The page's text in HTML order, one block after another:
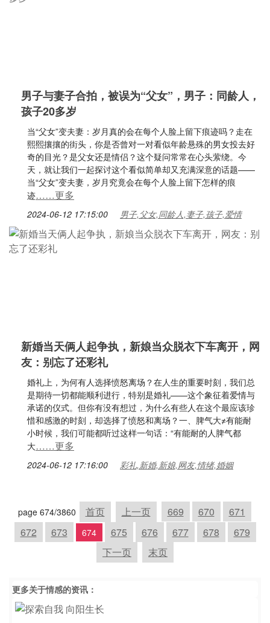
男子与妻子合拍，被误为“父女”，男子：同龄人，
孩子20多岁
当“父女”变夫妻：岁月真的会在每个人脸上留下痕迹吗？走在
熙熙攘攘的街头，你是否曾对一对看似年龄悬殊的男女投去好
奇的目光？是父女还是情侣？这个疑问常常在心头萦绕。今
天，就让我们一起探讨这个看似简单却又充满深意的话题——
当“父女”变夫妻，岁月究竟会在每个人脸上留下怎样的痕
迹……更多
2024-06-12 17:15:00 男子,父女,同龄人,妻子,孩子,爱情
新婚当天俩人起争执，新娘当众脱衣下车离开，网
友：别忘了还彩礼
婚礼上，为何有人选择愤怒离场？在人生的重要时刻，我们总
是期待一切都能顺利进行，特别是婚礼——这个象征着爱情与
承诺的仪式。但你有没有想过，为什么有些人在这个最应该珍
惜和感激的时刻，却选择了愤怒和离场？一、脾气大≠有能耐
小时候，我们可能都听过这样一句话：“有能耐的人脾气都
大……更多
2024-06-12 17:16:00 彩礼,新婚,新娘,网友,情绪,婚姻
page 674/3860 首页 上一页 669 670
671
672
673 674 675 676 677 678
679
下一页
末页
更多关于情感的资讯：